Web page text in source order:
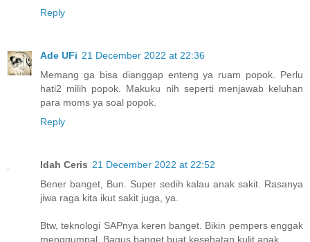
Reply
Ade UFi 21 December 2022 at 22:36
Memang ga bisa dianggap enteng ya ruam popok. Perlu
hati2 milih popok. Makuku nih seperti menjawab keluhan
para moms ya soal popok.
Reply
Idah Ceris 21 December 2022 at 22:52
Bener banget, Bun. Super sedih kalau anak sakit. Rasanya
jiwa raga kita ikut sakit juga, ya.
Btw, teknologi SAPnya keren banget. Bikin pempers enggak
menggumpal. Bagus banget buat kesehatan kulit anak.